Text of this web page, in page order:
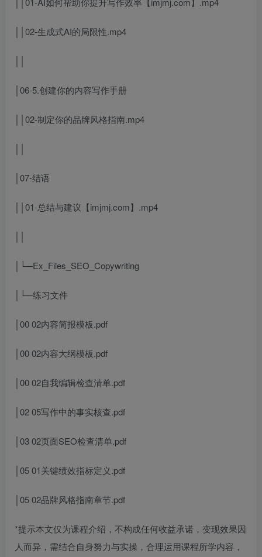
││02-生成式AI的局限性.mp4
│06-5.创建你的内容写作手册
││02-制定你的品牌风格指南.mp4
│07-结语
││01-总结与建议【imjmj.com】.mp4
│└─Ex_Files_SEO_Copywriting
│└─练习文件
│00 02内容简报模板.pdf
│00 02内容大纲模板.pdf
│00 02自我编辑检查清单.pdf
│02 05写作中的事实核查.pdf
│03 02页面SEO检查清单.pdf
│05 01关键绩效指标定义.pdf
│05 02品牌风格指南章节.pdf
*提示本文仅为课程介绍，不构成任何收益承诺，变现效果因
人而异，需结合自身努力与实操，合理运用课程所学内容，